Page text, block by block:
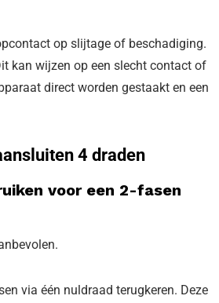
op slijtage of beschadiging.
kan wijzen op een slecht contact of
direct worden gestaakt en een
4 draden
voor een 2-fasen
via één nuldraad terugkeren. Deze